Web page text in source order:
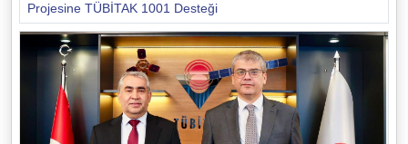
Projesine TÜBİTAK 1001 Desteği